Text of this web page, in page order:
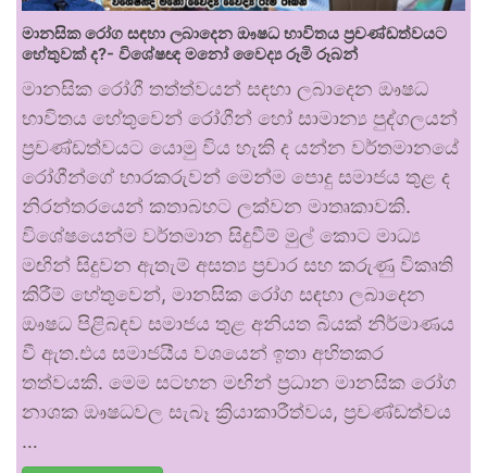
මානසික රෝග සඳහා ලබාදෙන ඖෂධ භාවිතය ප්‍රචණ්ඩත්වයට
හේතුවක් ද?- විශේෂඥ මනෝ වෛද්‍ය රූමි රූබන්
මානසික රෝගී තත්ත්වයන් සඳහා ලබාදෙන ඖෂධ
භාවිතය හේතුවෙන් රෝගීන් හෝ සාමාන්‍ය පුද්ගලයන්
ප්‍රචණ්ඩත්වයට යොමු විය හැකි ද යන්න වර්තමානයේ
රෝගීන්ගේ භාරකරුවන් මෙන්ම පොදු සමාජය තුළ ද
නිරන්තරයෙන් කතාබහට ලක්වන මාතෘකාවකි.
විශේෂයෙන්ම වර්තමාන සිදුවීම් මුල් කොට මාධ්‍ය
මඟින් සිදුවන ඇතැම් අසත්‍ය ප්‍රචාර සහ කරුණු විකෘති
කිරීම් හේතුවෙන්, මානසික රෝග සඳහා ලබාදෙන
ඖෂධ පිළිබඳව සමාජය තුළ අනියත බියක් නිර්මාණය
වී ඇත.එය සමාජයීය වශයෙන් ඉතා අහිතකර
තත්වයකි. මෙම සටහන මඟින් ප්‍රධාන මානසික රෝග
නාශක ඖෂධවල සැබෑ ක්‍රියාකාරීත්වය, ප්‍රචණ්ඩත්වය
…